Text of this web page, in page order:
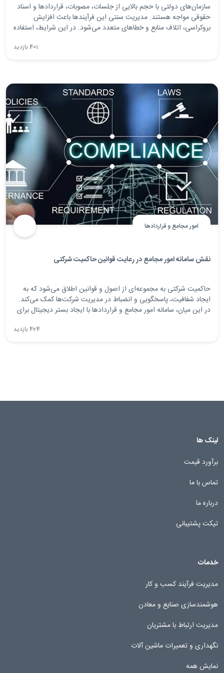
سازمان‌های دولتی با حجم بالایی از جلسات، مصوبات، قراردادها و اسناد
حقوقی مواجه هستند. مدیریت سنتی این فرآیندها باعث افزایش
بروکراسی، اتلاف منابع و خطاهای متعدد می‌شود. در این شرایط، استفاده
401 بازدید
امور مجامع و قراردادها
نقش سامانه امور مجامع در رعایت قوانین حاکمیت شرکتی
حاکمیت شرکتی به مجموعه‌ای از اصول و قوانین اطلاق می‌شود که به
ایجاد شفافیت، پاسخگویی و انضباط در مدیریت شرکت‌ها کمک می‌کند.
در این میان، سامانه امور مجامع و قراردادها با ایجاد بستر دیجیتال برای
حاکمیت شرکتی ایفا می‌کند و سازمان‌ها را در مسیر تحول دیجیتال
424 بازدید
لینک ها
برآورد قیمت
تماس با ما
درباره ما
تیکت پشتیبانی
خدمات
مدیریت فرآیند کسب و کار
هوشمندسازی صنایع و معادن
مدیریت ارتباط با مشتریان
نگهداری و تعمیرات ماشین آلات
نمایش همه